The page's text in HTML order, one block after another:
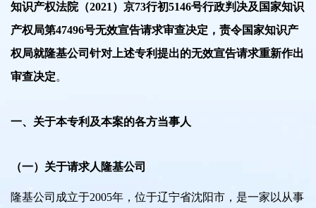
知识产权法院（2021）京73行初5146号行政判决及国家知识
产权局第47496号无效宣告请求审查决定，责令国家知识产
权局就隆基公司针对上述专利提出的无效宣告请求重新作出
审查决定。
一、关于本专利及本案的各方当事人
（一）关于请求人隆基公司
隆基公司成立于2005年，位于辽宁省沈阳市，是一家以从事